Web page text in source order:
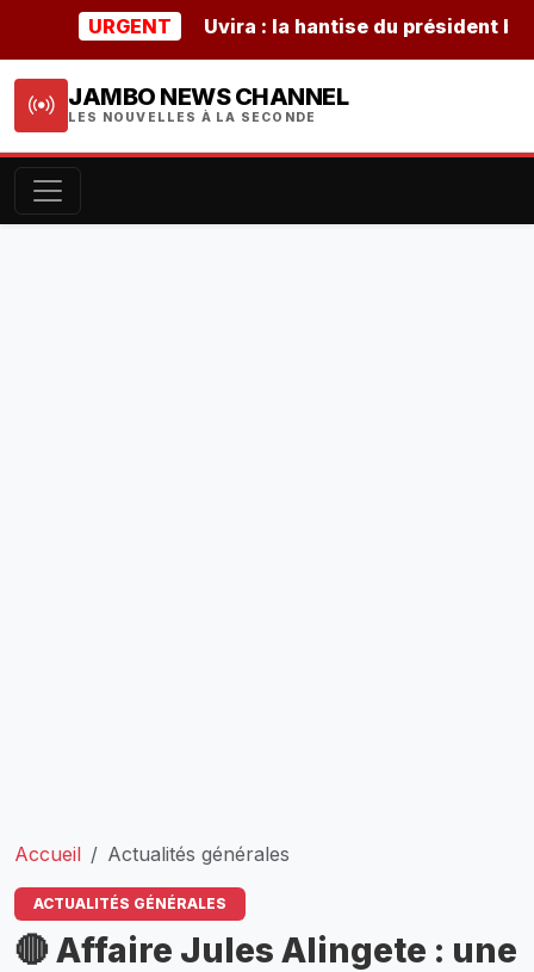
URGENT Uvira : la hantise du président
JAMBO NEWS CHANNEL
LES NOUVELLES À LA SECONDE
Accueil Actualités générales
ACTUALITÉS GÉNÉRALES
🔴 Affaire Jules Alingete : une